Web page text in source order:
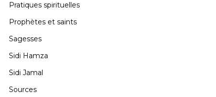
Pratiques spirituelles
Prophètes et saints
Sagesses
Sidi Hamza
Sidi Jamal
Sources